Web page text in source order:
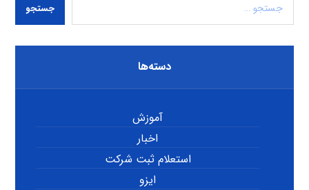
جستجو
دسته‌ها
آموزش
اخبار
استعلام ثبت شرکت
ایزو